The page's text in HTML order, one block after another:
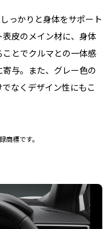
っかりと身体をサポート
皮のメイン材に、身体
とでクルマとの一体感
与。また、グレー色の
なくデザイン性にもこ
標です。